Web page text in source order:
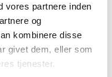
vores partnere inden
og
kombinere disse
givet dem, eller som
tjenester.